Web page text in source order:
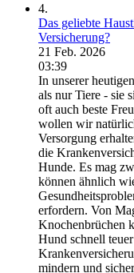
4.
Das geliebte
Versicherung?
21 Feb. 2026
03:39
In unserer
als nur Tiere - sie
oft auch beste
wollen wir
Versorgung
die
Hunde. Es mag
können ähnlich
erfordern. Von
Knochenbrüchen
Hund schnell
mindern und